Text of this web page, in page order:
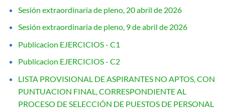
Sesión extraordinaria de pleno, 20 abril de 2026
Sesión extraordinaria de pleno, 9 de abril de 2026
Publicacion EJERCICIOS - C1
Publicacion EJERCICIOS - C2
LISTA PROVISIONAL DE ASPIRANTES NO APTOS, CON
PUNTUACION FINAL, CORRESPONDIENTE AL
PROCESO DE SELECCIÓN DE PUESTOS DE PERSONAL